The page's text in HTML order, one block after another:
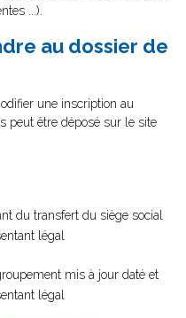
...).
au dossier de
une inscription au
peut être déposé sur le site
du transfert du siège social
légal
mis à jour daté et
légal